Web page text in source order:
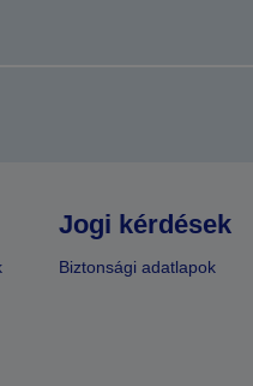
Jogi kérdések
Biztonsági adatlapok